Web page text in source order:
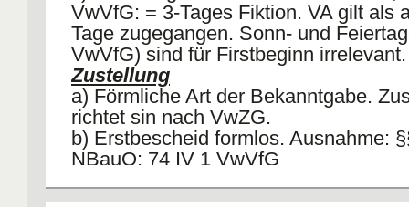
VwVfG: = 3-Tages Fiktion. VA gilt als
Tage zugegangen. Sonn- und
VwVfG) sind für Firstbeginn irrelevant.
Zustellung
a) Förmliche Art der Bekanntgabe.
richtet sin nach VwZG.
b) Erstbescheid formlos. Ausnahme:
NBauO; 74 IV 1 VwVfG
1 VwGO.